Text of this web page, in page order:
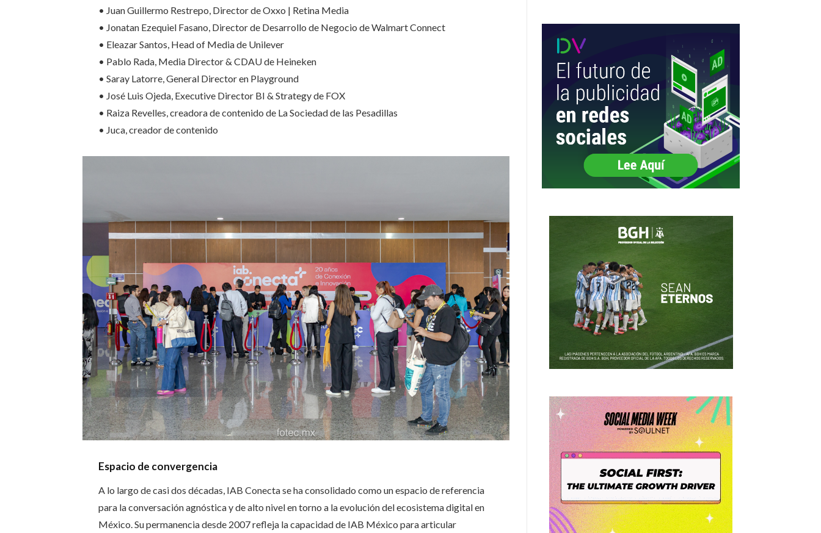
• Juan Guillermo Restrepo, Director de Oxxo | Retina Media
• Jonatan Ezequiel Fasano, Director de Desarrollo de Negocio de Walmart Connect
• Eleazar Santos, Head of Media de Unilever
• Pablo Rada, Media Director & CDAU de Heineken
• Saray Latorre, General Director en Playground
• José Luis Ojeda, Executive Director BI & Strategy de FOX
• Raiza Revelles, creadora de contenido de La Sociedad de las Pesadillas
• Juca, creador de contenido
Espacio de convergencia
A lo largo de casi dos décadas, IAB Conecta se ha consolidado como un espacio de referencia
para la conversación agnóstica y de alto nivel en torno a la evolución del ecosistema digital en
México. Su permanencia desde 2007 refleja la capacidad de IAB México para articular